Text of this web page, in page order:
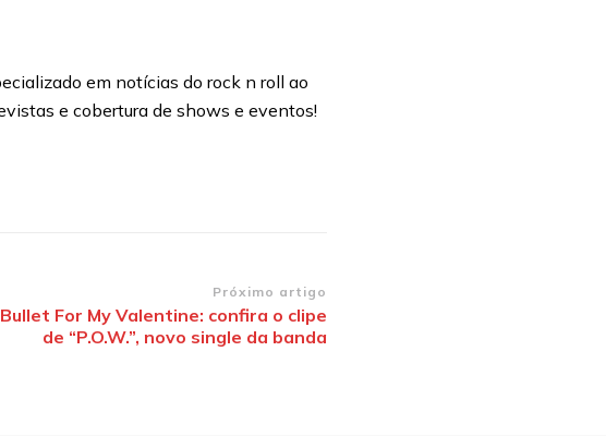
em notícias do rock n roll ao
e cobertura de shows e eventos!
Próximo artigo
Bullet For My Valentine: confira o clipe
de “P.O.W.”, novo single da banda